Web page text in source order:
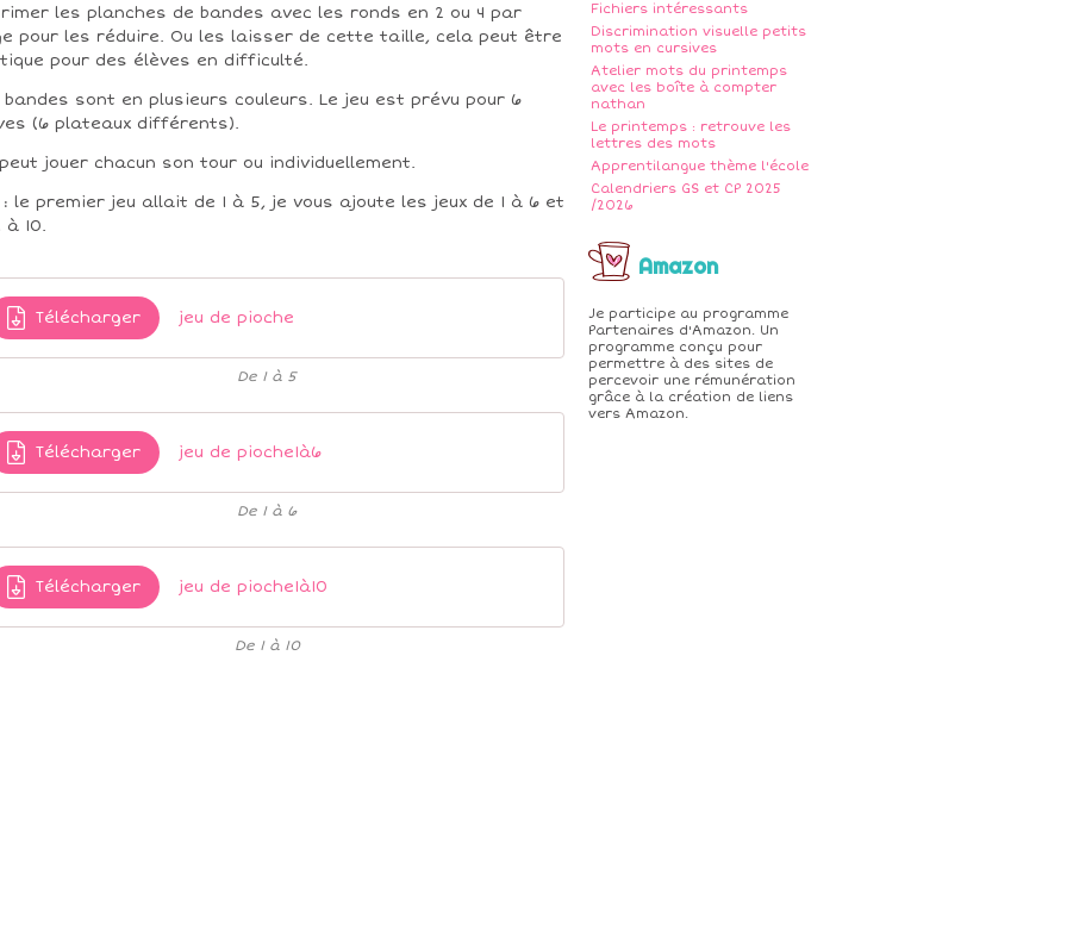
Fichiers intéressants
Discrimination visuelle petits
mots en cursives
Atelier mots du printemps
avec les boîte à compter
nathan
Le printemps : retrouve les
lettres des mots
Apprentilangue thème l'école
Calendriers GS et CP 2025
/2026
Amazon
Je participe au programme
Partenaires d'Amazon. Un
programme conçu pour
permettre à des sites de
percevoir une rémunération
grâce à la création de liens
vers Amazon.
les planches de bandes avec les ronds en 2 ou 4 par
pour les réduire. Ou les laisser de cette taille, cela peut être
pour des élèves en difficulté.
bandes sont en plusieurs couleurs. Le jeu est prévu pour 6
(6 plateaux différents).
jouer chacun son tour ou individuellement.
le premier jeu allait de 1 à 5, je vous ajoute les jeux de 1 à 6 et
à 10.
Télécharger jeu de pioche
De 1 à 5
Télécharger jeu de pioche1à6
De 1 à 6
Télécharger jeu de pioche1à10
De 1 à 10